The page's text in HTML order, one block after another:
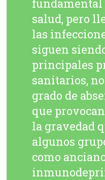
fundamental
salud, pero
las
siguen
principales
sanitarios,
grado de
que
la gravedad
algunos
como